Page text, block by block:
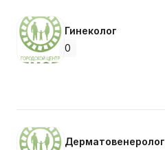
Гинеколог
0
Дерматовенеролог